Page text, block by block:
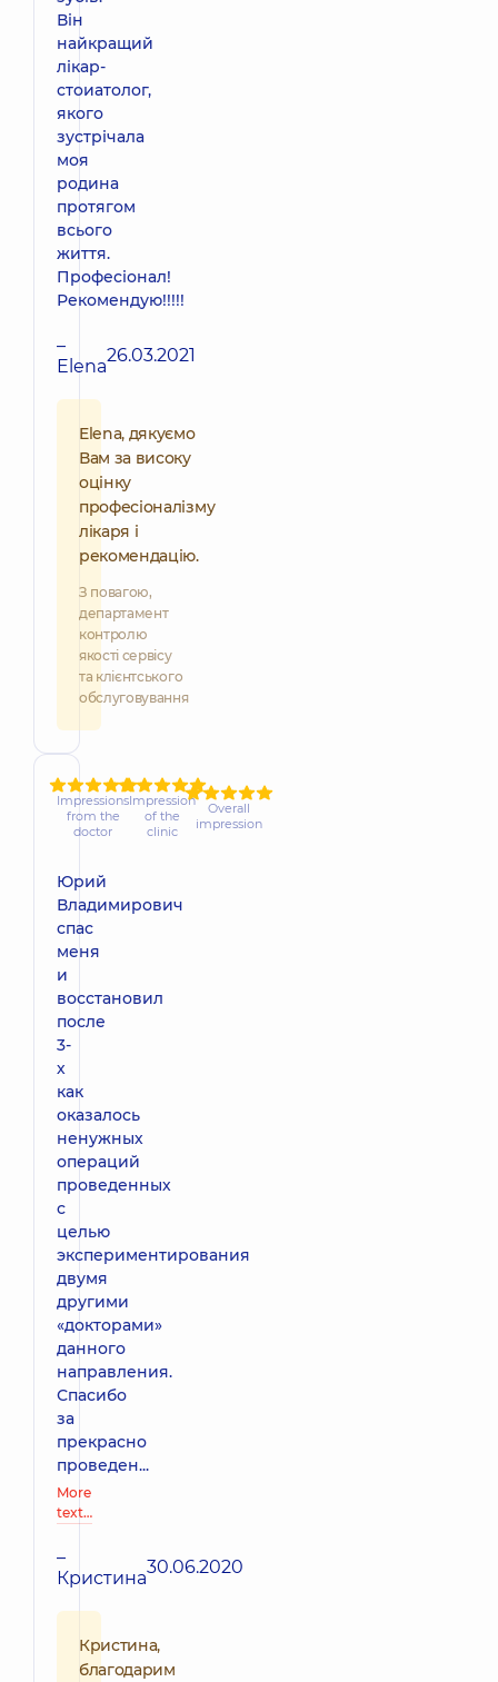
Він
найкращий
лікар-
стоиатолог,
якого
зустрічала
моя
родина
протягом
всього
життя.
Професіонал!
Рекомендую!!!!!
–
Elena26.03.2021
Elena, дякуємо
Вам за високу
оцінку
професіоналізму
лікаря і
рекомендацію.
З повагою,
департамент
контролю
якості сервісу
та клієнтського
обслуговування
Impressions
from the
doctor
Impression
of the
clinic
Overall
impression
Юрий
Владимирович
спас
меня
и
восстановил
после
3-
х
как
оказалось
ненужных
операций
проведенных
с
целью
экспериментирования
двумя
другими
«докторами»
данного
направления.
Спасибо
за
прекрасно
проведен...
More
text…
–
Кристина30.06.2020
Кристина,
благодарим